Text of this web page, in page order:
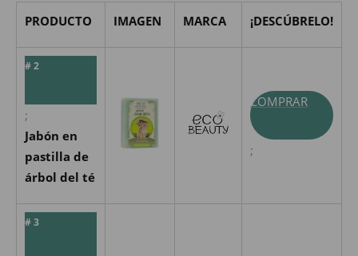
PRODUCTO IMAGEN MARCA ¡DESCÚBRELO!
# 2
;
Jabón en
pastilla de
árbol del té
COMPRAR
;
# 3